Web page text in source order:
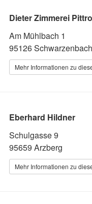
Dieter Zimmerei
Am Mühlbach 1
95126 Schwarzenbach
Mehr Informationen zu
Eberhard Hildner
Schulgasse 9
95659 Arzberg
Mehr Informationen zu